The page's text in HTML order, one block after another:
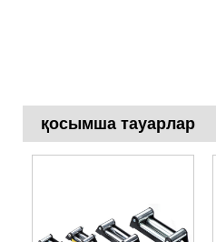
қосымша тауарлар